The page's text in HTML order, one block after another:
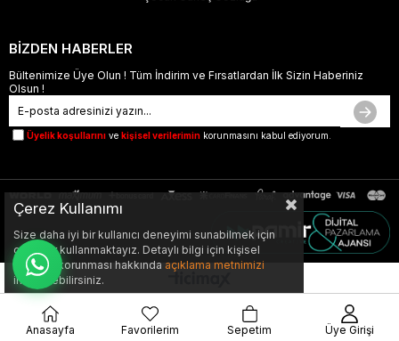
BİZDEN HABERLER
Bültenimize Üye Olun ! Tüm İndirim ve Fırsatlardan İlk Sizin Haberiniz
Olsun !
Üyelik koşullarını ve kişisel verilerimin korunmasını kabul ediyorum.
Çerez Kullanımı
Size daha iyi bir kullanıcı deneyimi sunabilmek için
çerezler kullanmaktayız. Detaylı bilgi için kişisel
verilerin korunması hakkında açıklama metnimizi
inceleyebilirsiniz.
Anasayfa Favorilerim Sepetim Üye Girişi